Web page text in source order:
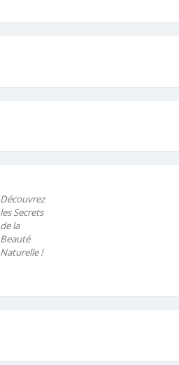
Découvrez
les Secrets
de la
Beauté
Naturelle !